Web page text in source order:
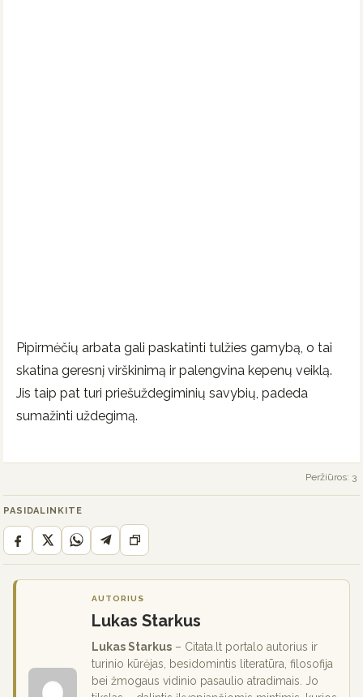
Pipirmėčių arbata gali paskatinti tulžies gamybą, o tai
skatina geresnį virškinimą ir palengvina kepenų veiklą.
Jis taip pat turi priešuždegiminių savybių, padeda
sumažinti uždegimą.
Peržiūros: 3
PASIDALINKITE
AUTORIUS
Lukas Starkus
Lukas Starkus – Citata.lt portalo autorius ir
turinio kūrėjas, besidomintis literatūra, filosofija
bei žmogaus vidinio pasaulio atradimais. Jo